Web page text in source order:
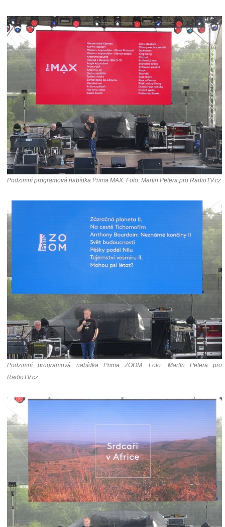
Podzimní programová nabídka Prima MAX. Foto: Martin Petera pro RadioTV.cz
Podzimní programová nabídka Prima ZOOM. Foto: Martin Petera pro
RadioTV.cz